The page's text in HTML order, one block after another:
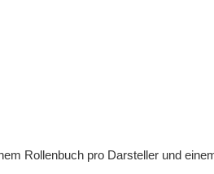
Rollenbuch pro Darsteller und